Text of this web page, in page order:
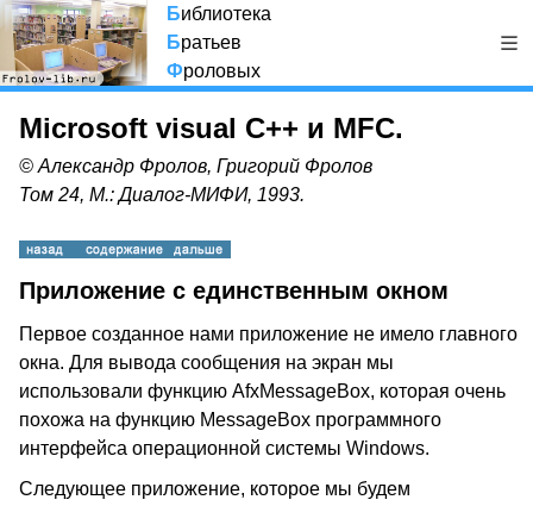
Библиотека
Братьев
Фроловых
Microsoft visual C++ и MFC.
© Александр Фролов, Григорий Фролов
Том 24, М.: Диалог-МИФИ, 1993.
Приложение с единственным окном
Первое созданное нами приложение не имело главного
окна. Для вывода сообщения на экран мы
использовали функцию AfxMessageBox, которая очень
похожа на функцию MessageBox программного
интерфейса операционной системы Windows.
Следующее приложение, которое мы будем